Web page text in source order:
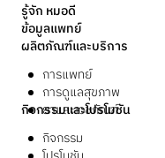
รู้จัก หมอดี
ข้อมูลแพทย์
ผลิตภัณฑ์และบริการ
การแพทย์
การดูแลสุขภาพ
ยาและเวชภัณฑ์
กิจกรรมและโปรโมชัน
กิจกรรม